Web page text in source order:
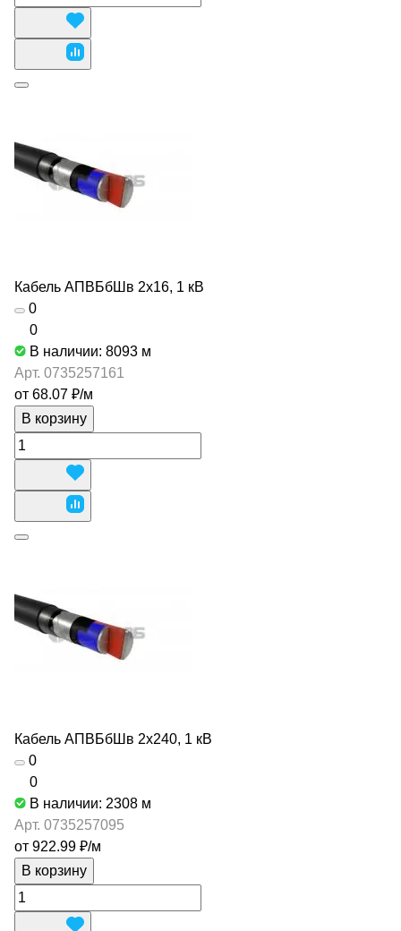
Кабель АПВБбШв 2х16, 1 кВ
0
0
В наличии: 8093 м
Арт. 0735257161
от 68.07 ₽/м
В корзину
Кабель АПВБбШв 2х240, 1 кВ
0
0
В наличии: 2308 м
Арт. 0735257095
от 922.99 ₽/м
В корзину